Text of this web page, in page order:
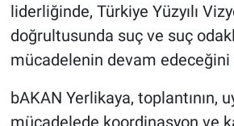
liderliğinde, Türkiye Yüzyılı
doğrultusunda suç ve suç
mücadelenin devam edeceğini
bAKAN Yerlikaya, toplantının,
mücadelede koordinasyon ve